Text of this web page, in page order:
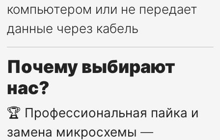
компьютером или не передает
данные через кабель
Почему выбирают
нас?
🏆 Профессиональная пайка и
замена микросхемы —